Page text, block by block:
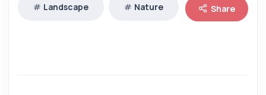
Landscape Nature Share